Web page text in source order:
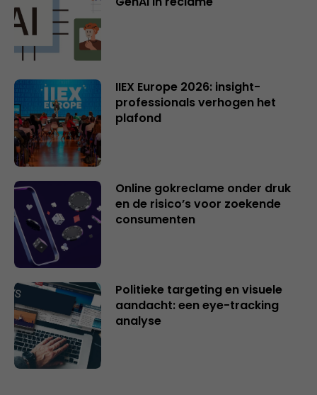
IIEX Europe 2026: insight-
professionals verhogen het
plafond
Online gokreclame onder druk
en de risico’s voor zoekende
consumenten
Politieke targeting en visuele
aandacht: een eye-tracking
analyse